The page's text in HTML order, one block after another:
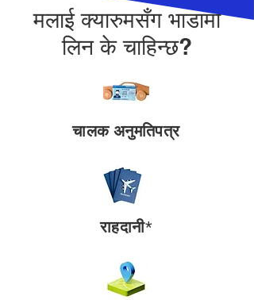
मलाई क्यारुमसँग भाडामा
लिन के चाहिन्छ?
चालक अनुमतिपत्र
राहदानी*